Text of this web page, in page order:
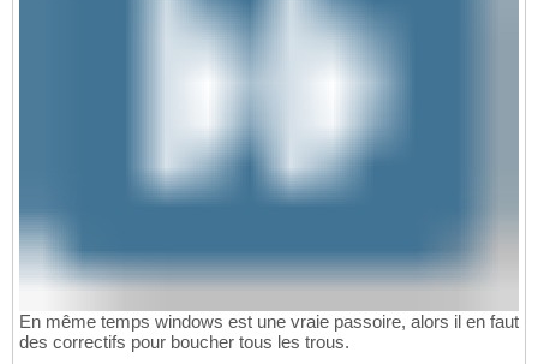
En même temps windows est une vraie passoire, alors il en faut
des correctifs pour boucher tous les trous.